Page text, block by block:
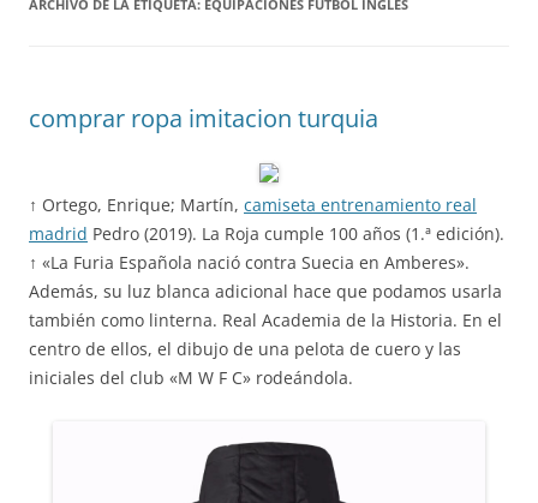
ARCHIVO DE LA ETIQUETA: EQUIPACIONES FUTBOL INGLES
comprar ropa imitacion turquia
↑ Ortego, Enrique; Martín, camiseta entrenamiento real
madrid Pedro (2019). La Roja cumple 100 años (1.ª edición).
↑ «La Furia Española nació contra Suecia en Amberes».
Además, su luz blanca adicional hace que podamos usarla
también como linterna. Real Academia de la Historia. En el
centro de ellos, el dibujo de una pelota de cuero y las
iniciales del club «M W F C» rodeándola.